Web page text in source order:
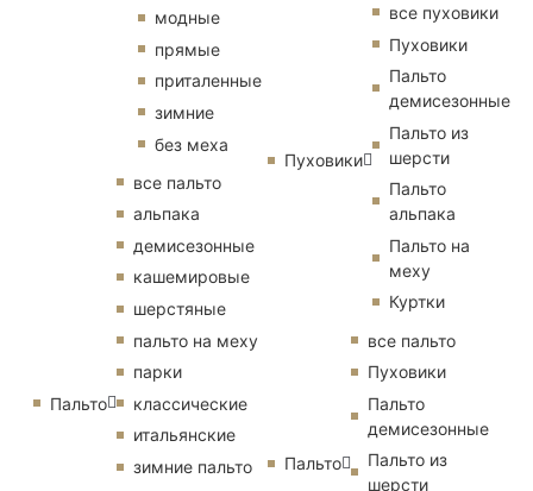
модные
прямые
приталенные
зимние
без меха
Пальто
все пальто
альпака
демисезонные
кашемировые
шерстяные
пальто на меху
парки
классические
итальянские
зимние пальто
Пуховики
все пуховики
Пуховики
Пальто
демисезонные
Пальто из
шерсти
Пальто
альпака
Пальто на
меху
Куртки
Пальто
все пальто
Пуховики
Пальто
демисезонные
Пальто из
шерсти